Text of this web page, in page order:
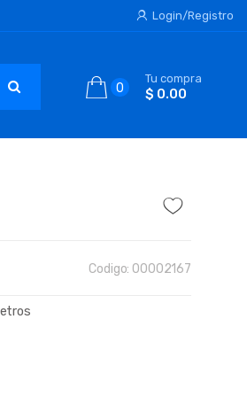
Login/Registro
0
Tu compra
$ 0.00
Codigo: 00002167